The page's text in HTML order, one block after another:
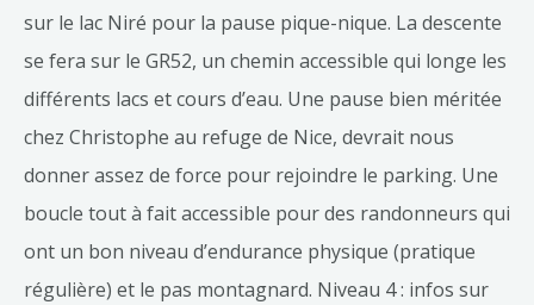
sur le lac Niré pour la pause pique-nique. La descente
se fera sur le GR52, un chemin accessible qui longe les
différents lacs et cours d’eau. Une pause bien méritée
chez Christophe au refuge de Nice, devrait nous
donner assez de force pour rejoindre le parking. Une
boucle tout à fait accessible pour des randonneurs qui
ont un bon niveau d’endurance physique (pratique
régulière) et le pas montagnard. Niveau 4 : infos sur